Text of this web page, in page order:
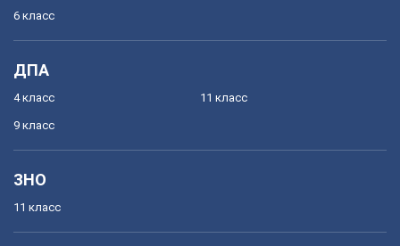
6 класс
ДПА
4 класс
9 класс
11 класс
ЗНО
11 класс